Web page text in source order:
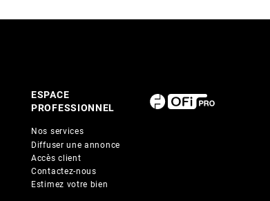
ESPACE
PROFESSIONNEL
Nos services
Diffuser une annonce
Accès client
Contactez-nous
Estimez votre bien